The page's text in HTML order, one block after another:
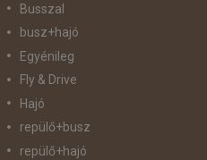
Busszal
busz+hajó
Egyénileg
Fly & Drive
Hajó
repülő+busz
repülő+hajó